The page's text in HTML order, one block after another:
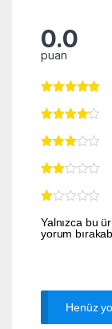
0.0
puan
Yalnızca bu
yorum
Henüz